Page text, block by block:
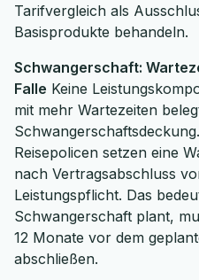
Tarifvergleich als
Basisprodukte behandeln.
Schwangerschaft:
Falle Keine
mit mehr Wartezeiten
Reisepolicen setzen eine
nach Vertragsabschluss
Leistungspflicht. Das
Schwangerschaft plant,
12 Monate vor dem
abschließen.